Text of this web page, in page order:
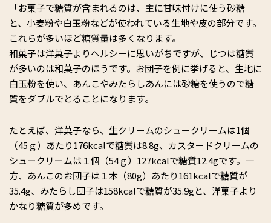
「お菓子で糖質が含まれるのは、主に甘味付けに使う砂糖
と、小麦粉や白玉粉などが使われている生地や皮の部分です。
これらが多いほど糖質量は多くなります。
和菓子は洋菓子よりヘルシーに思いがちですが、じつは糖質
が多いのは和菓子のほうです。お団子を例に挙げると、生地に
白玉粉を使い、あんこやみたらしあんには砂糖を使うので糖
質をダブルでとることになります。
たとえば、洋菓子なら、生クリームのシュークリームは1個
（45ｇ）あたり176kcalで糖質は8.8g、カスタードクリームの
シュークリームは１個（54ｇ）127kcalで糖質12.4gです。一
方、あんこのお団子は１本（80g）あたり161kcalで糖質が
35.4g、みたらし団子は158kcalで糖質が35.9gと、洋菓子より
かなり糖質が多めです。